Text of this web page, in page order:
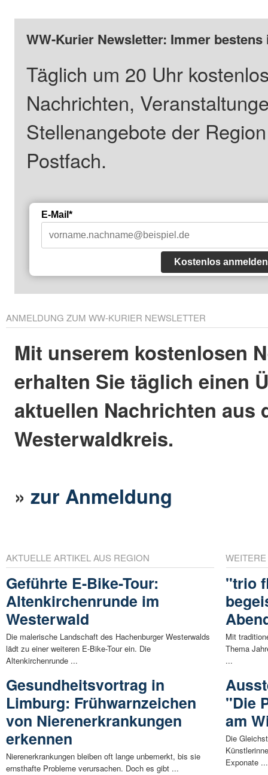
WW-Kurier Newsletter: Immer
Täglich um 20 Uhr
Nachrichten,
Stellenangebote der
Postfach.
E-Mail*
Kostenlos anmelden
ANMELDUNG ZUM WW-KURIER NEWSLETTER
Mit unserem kostenlosen
erhalten Sie täglich einen
aktuellen Nachrichten aus
Westerwaldkreis.
»zur Anmeldung
AKTUELLE ARTIKEL AUS REGION
Geführte E-Bike-Tour:
Altenkirchenrunde im
Westerwald
Die malerische Landschaft des Hachenburger Westerwalds
lädt zu einer weiteren E-Bike-Tour ein. Die
Altenkirchenrunde ...
Gesundheitsvortrag in
Limburg: Frühwarnzeichen
von Nierenerkrankungen
erkennen
Nierenerkrankungen bleiben oft lange unbemerkt, bis sie
ernsthafte Probleme verursachen. Doch es gibt ...
"trio
Mit
Thema
...
"Die
am
Die
Exponate ...